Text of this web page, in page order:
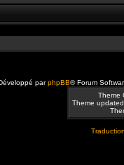
parphpBB® Forum
Theme
Theme